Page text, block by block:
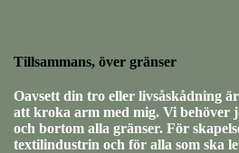
Tillsammans, över gränser
Oavsett din tro eller livsåskådning
att kroka arm med mig. Vi behöver
och bortom alla gränser. För
textilindustrin och för alla som ska